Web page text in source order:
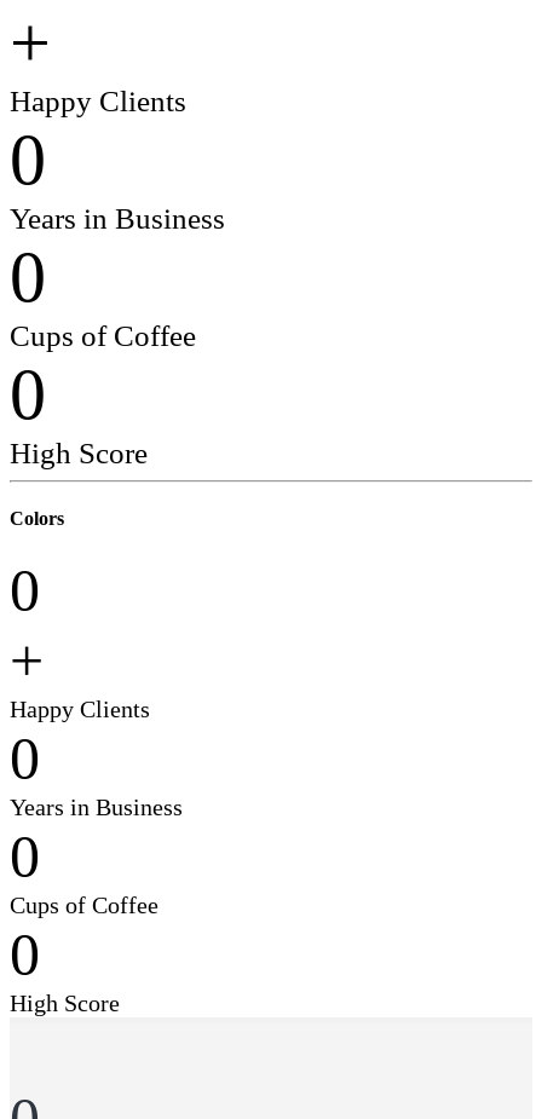
+
Happy Clients
0
Years in Business
0
Cups of Coffee
0
High Score
Colors
0
+
Happy Clients
0
Years in Business
0
Cups of Coffee
0
High Score